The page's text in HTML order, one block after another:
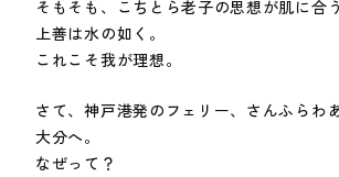
そもそも、こちとら老子の思想が肌に合う
上善は水の如く。
これこそ我が理想。
さて、神戸港発のフェリー、さんふらわ
大分へ。
なぜって？